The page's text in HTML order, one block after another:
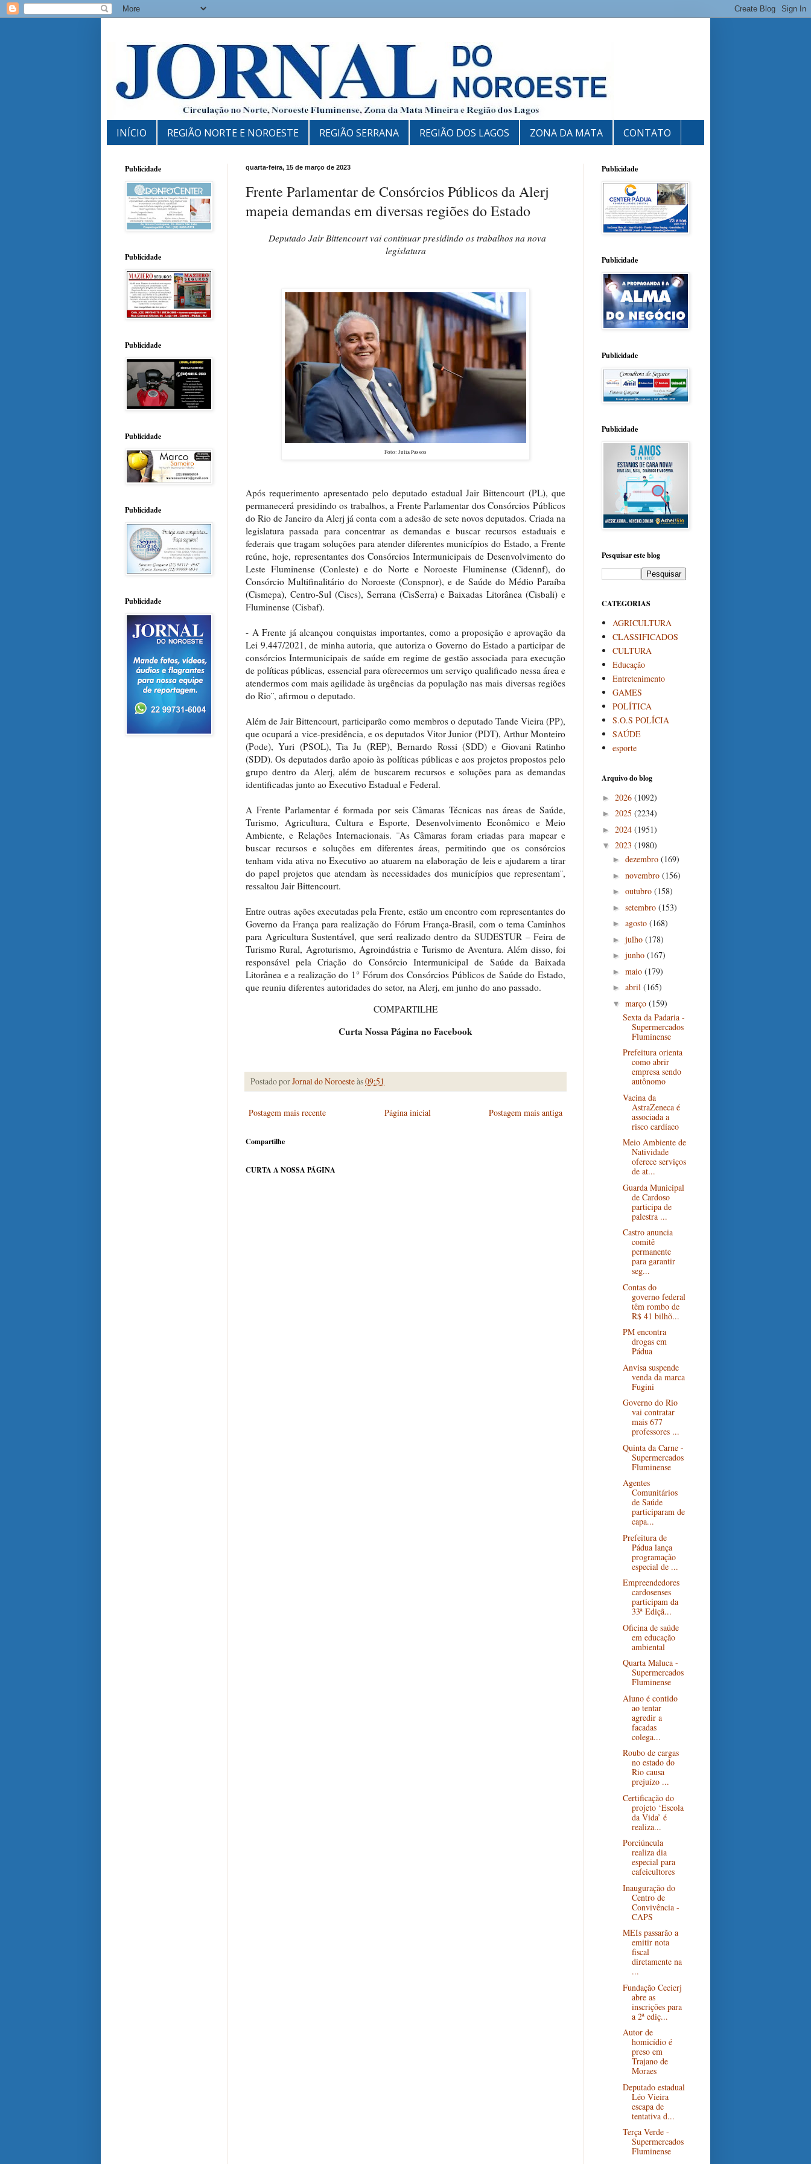
INÍCIO REGIÃO NORTE E NOROESTE REGIÃO SERRANA REGIÃO DOS LAGOS ZONA DA MATA CONTATO
quarta-feira, 15 de março de 2023
Frente Parlamentar de Consórcios Públicos da Alerj
mapeia demandas em diversas regiões do Estado
Deputado Jair Bittencourt vai continuar presidindo os trabalhos na nova
legislatura
Foto: Julia Passos
Após requerimento apresentado pelo deputado estadual Jair Bittencourt (PL), que
permanecerá presidindo os trabalhos, a Frente Parlamentar dos Consórcios Públicos
do Rio de Janeiro da Alerj já conta com a adesão de sete novos deputados. Criada na
legislatura passada para concentrar as demandas e buscar recursos estaduais e
federais que tragam soluções para atender diferentes municípios do Estado, a Frente
reúne, hoje, representantes dos Consórcios Intermunicipais de Desenvolvimento do
Leste Fluminense (Conleste) e do Norte e Noroeste Fluminense (Cidennf), do
Consórcio Multifinalitário do Noroeste (Conspnor), e de Saúde do Médio Paraíba
(Cismepa), Centro-Sul (Ciscs), Serrana (CisSerra) e Baixadas Litorânea (Cisbali) e
Fluminense (Cisbaf).
- A Frente já alcançou conquistas importantes, como a proposição e aprovação da
Lei 9.447/2021, de minha autoria, que autoriza o Governo do Estado a participar de
consórcios Intermunicipais de saúde em regime de gestão associada para execução
de políticas públicas, essencial para oferecermos um serviço qualificado nessa área e
atendermos com mais agilidade às urgências da população nas mais diversas regiões
do Rio¨, afirmou o deputado.
Além de Jair Bittencourt, participarão como membros o deputado Tande Vieira (PP),
que ocupará a vice-presidência, e os deputados Vitor Junior (PDT), Arthur Monteiro
(Pode), Yuri (PSOL), Tia Ju (REP), Bernardo Rossi (SDD) e Giovani Ratinho
(SDD). Os deputados darão apoio às políticas públicas e aos projetos propostos pelo
grupo dentro da Alerj, além de buscarem recursos e soluções para as demandas
identificadas junto ao Executivo Estadual e Federal.
A Frente Parlamentar é formada por seis Câmaras Técnicas nas áreas de Saúde,
Turismo, Agricultura, Cultura e Esporte, Desenvolvimento Econômico e Meio
Ambiente, e Relações Internacionais. ¨As Câmaras foram criadas para mapear e
buscar recursos e soluções em diferentes áreas, permitindo que os consórcios
tenham vida ativa no Executivo ao atuarem na elaboração de leis e ajudarem a tirar
do papel projetos que atendam às necessidades dos municípios que representam¨,
ressaltou Jair Bittencourt.
Entre outras ações executadas pela Frente, estão um encontro com representantes do
Governo da França para realização do Fórum França-Brasil, com o tema Caminhos
para Agricultura Sustentável, que será realizado dentro da SUDESTUR – Feira de
Turismo Rural, Agroturismo, Agroindústria e Turismo de Aventura. Além disso, foi
responsável pela Criação do Consórcio Intermunicipal de Saúde da Baixada
Litorânea e a realização do 1° Fórum dos Consórcios Públicos de Saúde do Estado,
que reuniu diferentes autoridades do setor, na Alerj, em junho do ano passado.
COMPARTILHE
Curta Nossa Página no Facebook
Postado porJornal do Noroesteàs09:51
Postagem mais recente Postagem mais antiga
Página inicial
Compartilhe
CURTA A NOSSA PÁGINA
Publicidade
Publicidade
Publicidade
Publicidade
Publicidade
Publicidade
Publicidade
Publicidade
Publicidade
Publicidade
Pesquisar este blog
CATEGORIAS
AGRICULTURA
CLASSIFICADOS
CULTURA
Educação
Entretenimento
GAMES
POLÍTICA
S.O.S POLÍCIA
SAÚDE
esporte
Arquivo do blog
► 2026 (1092)
► 2025 (2234)
► 2024 (1951)
▼ 2023 (1980)
► dezembro (169)
► novembro (156)
► outubro (158)
► setembro (153)
► agosto (168)
► julho (178)
► junho (167)
► maio (179)
► abril (165)
▼ março (159)
Sexta da Padaria -
Supermercados
Fluminense
Prefeitura orienta
como abrir
empresa sendo
autônomo
Vacina da
AstraZeneca é
associada a
risco cardíaco
Meio Ambiente de
Natividade
oferece serviços
de at...
Guarda Municipal
de Cardoso
participa de
palestra ...
Castro anuncia
comitê
permanente
para garantir
seg...
Contas do
governo federal
têm rombo de
R$ 41 bilhõ...
PM encontra
drogas em
Pádua
Anvisa suspende
venda da marca
Fugini
Governo do Rio
vai contratar
mais 677
professores ...
Quinta da Carne -
Supermercados
Fluminense
Agentes
Comunitários
de Saúde
participaram de
capa...
Prefeitura de
Pádua lança
programação
especial de ...
Empreendedores
cardosenses
participam da
33ª Ediçã...
Oficina de saúde
em educação
ambiental
Quarta Maluca -
Supermercados
Fluminense
Aluno é contido
ao tentar
agredir a
facadas
colega...
Roubo de cargas
no estado do
Rio causa
prejuízo ...
Certificação do
projeto ‘Escola
da Vida’ é
realiza...
Porciúncula
realiza dia
especial para
cafeicultores
Inauguração do
Centro de
Convivência -
CAPS
MEIs passarão a
emitir nota
fiscal
diretamente na
...
Fundação Cecierj
abre as
inscrições para
a 2ª ediç...
Autor de
homicídio é
preso em
Trajano de
Moraes
Deputado estadual
Léo Vieira
escapa de
tentativa d...
Terça Verde -
Supermercados
Fluminense